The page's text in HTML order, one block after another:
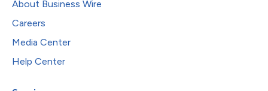
About Business Wire
Careers
Media Center
Help Center